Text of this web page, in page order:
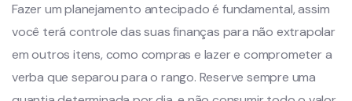
Fazer um planejamento antecipado é fundamental, assim
você terá controle das suas finanças para não extrapolar
em outros itens, como compras e lazer e comprometer a
verba que separou para o rango. Reserve sempre uma